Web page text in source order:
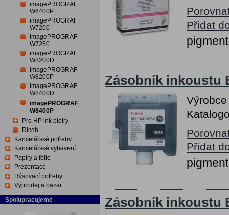
imagePROGRAF
W6400P
imagePROGRAF
W7200
imagePROGRAF
W7250
imagePROGRAF
W8200D
imagePROGRAF
W8200P
imagePROGRAF
W8400D
imagePROGRAF
W8400P
Pro HP ink plotry
Ricoh
Kancelářské potřeby
Kancelářské vybavení
Papíry a fólie
Prezentace
Rýsovací potřeby
Výprodej a bazar
Spolupracujeme
Přidat
Zásobník inkoustu
Přidat
Zásobník inkoustu